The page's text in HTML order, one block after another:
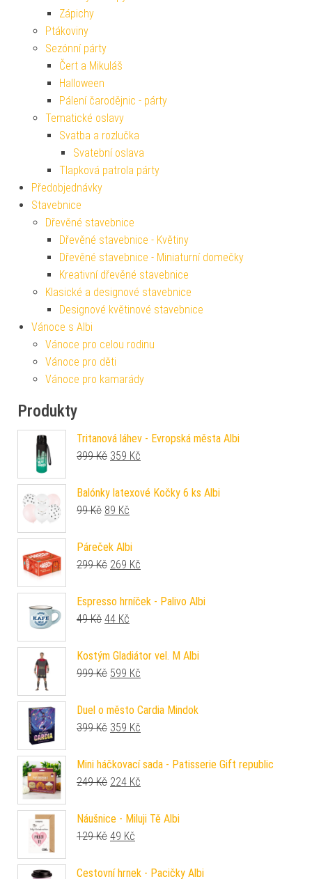
Zápichy
Ptákoviny
Sezónní párty
Čert a Mikuláš
Halloween
Pálení čarodějnic - párty
Tematické oslavy
Svatba a rozlučka
Svatební oslava
Tlapková patrola párty
Předobjednávky
Stavebnice
Dřevěné stavebnice
Dřevěné stavebnice - Květiny
Dřevěné stavebnice - Miniaturní domečky
Kreativní dřevěné stavebnice
Klasické a designové stavebnice
Designové květinové stavebnice
Vánoce s Albi
Vánoce pro celou rodinu
Vánoce pro děti
Vánoce pro kamarády
Produkty
Tritanová láhev - Evropská města Albi
399Kč Původní cena byla: 399 Kč.
359 Kč
Balónky latexové Kočky 6 ks Albi
99Kč Původní cena byla: 99 Kč.
89 Kč
Páreček Albi
299Kč Původní cena byla: 299 Kč.
269 Kč
Espresso hrníček - Palivo Albi
49Kč Původní cena byla: 49 Kč.
44 Kč
Kostým Gladiátor vel. M Albi
999Kč Původní cena byla: 999 Kč.
599 Kč
Duel o město Cardia Mindok
399Kč Původní cena byla: 399 Kč.
359 Kč
Mini háčkovací sada - Patisserie Gift republic
249Kč Původní cena byla: 249 Kč.
224 Kč
Náušnice - Miluji Tě Albi
129Kč Původní cena byla: 129 Kč.
49 Kč
Cestovní hrnek - Pacičky Albi